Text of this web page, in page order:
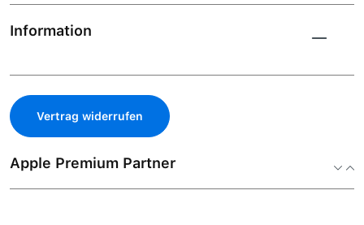
Information
Vertrag widerrufen
Apple Premium Partner